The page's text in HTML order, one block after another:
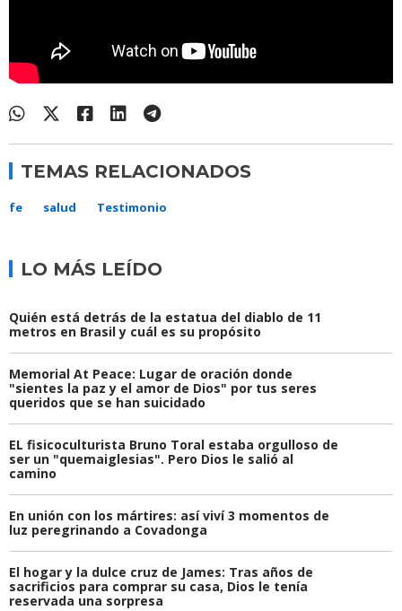
TEMAS RELACIONADOS
fe salud Testimonio
LO MÁS LEÍDO
Quién está detrás de la estatua del diablo de 11
metros en Brasil y cuál es su propósito
Memorial At Peace: Lugar de oración donde
"sientes la paz y el amor de Dios" por tus seres
queridos que se han suicidado
EL fisicoculturista Bruno Toral estaba orgulloso de
ser un "quemaiglesias". Pero Dios le salió al
camino
En unión con los mártires: así viví 3 momentos de
luz peregrinando a Covadonga
El hogar y la dulce cruz de James: Tras años de
sacrificios para comprar su casa, Dios le tenía
reservada una sorpresa